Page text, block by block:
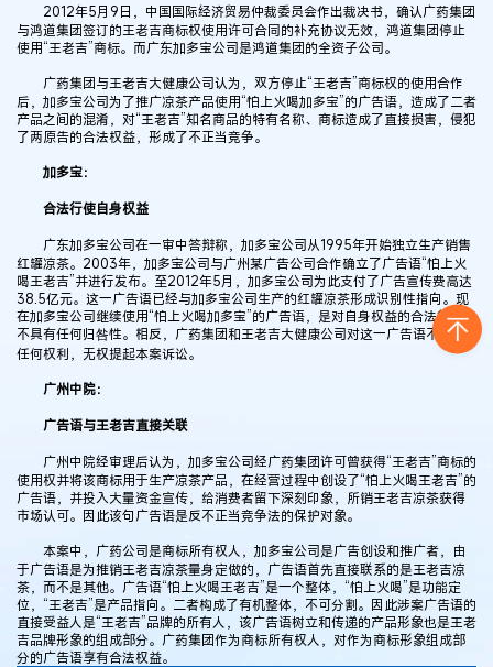
2012年5月9日，中国国际经济贸易仲裁委员会作出裁决书，确认广药集团
与鸿道集团签订的王老吉商标权使用许可合同的补充协议无效，鸿道集团停止
使用“王老吉”商标。而广东加多宝公司是鸿道集团的全资子公司。
广药集团与王老吉大健康公司认为，双方停止“王老吉”商标权的使用合作
后，加多宝公司为了推广凉茶产品使用“怕上火喝加多宝”的广告语，造成了二者
产品之间的混淆，对“王老吉”知名商品的特有名称、商标造成了直接损害，侵犯
了两原告的合法权益，形成了不正当竞争。
加多宝：
合法行使自身权益
广东加多宝公司在一审中答辩称，加多宝公司从1995年开始独立生产销售
红罐凉茶。2003年，加多宝公司与广州某广告公司合作确立了广告语“怕上火
喝王老吉”并进行发布。至2012年5月，加多宝公司为此支付了广告宣传费高达
38.5亿元。这一广告语已经与加多宝公司生产的红罐凉茶形成识别性指向。现
在加多宝公司继续使用“怕上火喝加多宝”的广告语，是对自身权益的合法行使，
不具有任何归咎性。相反，广药集团和王老吉大健康公司对这一广告语不享有
任何权利，无权提起本案诉讼。
广州中院：
广告语与王老吉直接关联
广州中院经审理后认为，加多宝公司经广药集团许可曾获得“王老吉”商标的
使用权并将该商标用于生产凉茶产品，在经营过程中创设了“怕上火喝王老吉”的
广告语，并投入大量资金宣传，给消费者留下深刻印象，所销王老吉凉茶获得
市场认可。因此该句广告语是反不正当竞争法的保护对象。
本案中，广药公司是商标所有权人，加多宝公司是广告创设和推广者，由
于广告语是为推销王老吉凉茶量身定做的，广告语首先直接联系的是王老吉凉
茶，而不是其他。广告语“怕上火喝王老吉”是一个整体，“怕上火喝”是功能定
位，“王老吉”是产品指向。二者构成了有机整体，不可分割。因此涉案广告语的
直接受益人是“王老吉”品牌的所有人，该广告语树立和传递的产品形象也是王老
吉品牌形象的组成部分。广药集团作为商标所有权人，对作为商标形象组成部
分的广告语享有合法权益。